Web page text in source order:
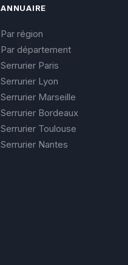
ANNUAIRE
Par région
Par département
Serrurier Paris
Serrurier Lyon
Serrurier Marseille
Serrurier Bordeaux
Serrurier Toulouse
Serrurier Nantes